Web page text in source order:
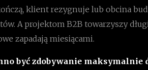
klient rezygnuje lub obcina
A projektom B2B towarzyszy
zapadają miesiącami.
być zdobywanie maksymalnie